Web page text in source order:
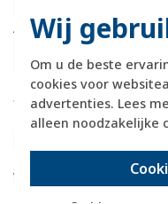
Wij
Om u de beste
cookies voor
advertenties. Lees
alleen noodzakelijke
Aantal wippen
RAL-nummer
(vergelijkbaar)
Schakelstroom voor
fluorescentielampen
Wasmachineschakelaar